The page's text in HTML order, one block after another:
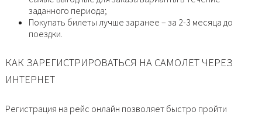
заданного периода;
Покупать билеты лучше заранее – за 2-3 месяца до
поездки.
КАК ЗАРЕГИСТРИРОВАТЬСЯ НА САМОЛЕТ ЧЕРЕЗ
ИНТЕРНЕТ
Регистрация на рейс онлайн позволяет быстро пройти